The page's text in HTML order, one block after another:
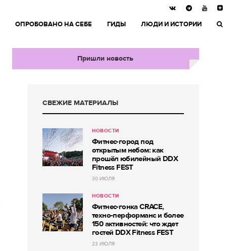
ОПРОБОВАНО НА СЕБЕ ГИДЫ ЛЮДИ И ИСТОРИИ
Пришли новость
СВЕЖИЕ МАТЕРИАЛЫ
НОВОСТИ
Фитнес-город под
открытым небом: как
прошёл юбилейный DDX
Fitness FEST
30 ИЮЛЯ
НОВОСТИ
Фитнес-гонка CRACE,
техно-перформанс и более
150 активностей: что ждет
гостей DDX Fitness FEST
23 ИЮЛЯ